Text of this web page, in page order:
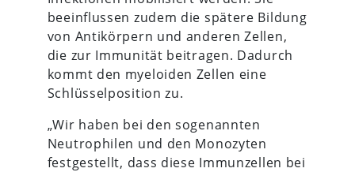
beeinflussen zudem die spätere Bildung
von Antikörpern und anderen Zellen,
die zur Immunität beitragen. Dadurch
kommt den myeloiden Zellen eine
Schlüsselposition zu.
„Wir haben bei den sogenannten
Neutrophilen und den Monozyten
festgestellt, dass diese Immunzellen bei